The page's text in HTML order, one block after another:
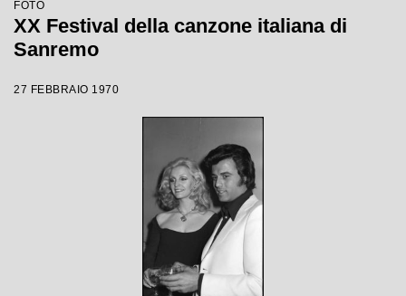
FOTO
XX Festival della canzone italiana di
Sanremo
27 FEBBRAIO 1970